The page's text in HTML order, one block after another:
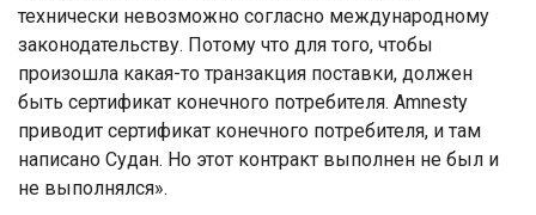
технически невозможно согласно международному
законодательству. Потому что для того, чтобы
произошла какая-то транзакция поставки, должен
быть сертификат конечного потребителя. Amnesty
приводит сертификат конечного потребителя, и там
написано Судан. Но этот контракт выполнен не был и
не выполнялся».